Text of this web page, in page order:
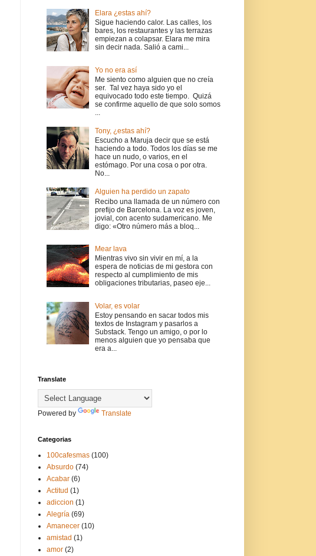
Elara ¿estas ahí?
Sigue haciendo calor. Las calles, los
bares, los restaurantes y las terrazas
empiezan a colapsar. Elara me mira
sin decir nada. Salió a cami...
Yo no era así
Me siento como alguien que no creía
ser. Tal vez haya sido yo el
equivocado todo este tiempo. Quizá
se confirme aquello de que solo somos
...
Tony, ¿estas ahí?
Escucho a Maruja decir que se está
haciendo a todo. Todos los días se me
hace un nudo, o varios, en el
estómago. Por una cosa o por otra.
No...
Alguien ha perdido un zapato
Recibo una llamada de un número con
prefijo de Barcelona. La voz es joven,
jovial, con acento sudamericano. Me
digo: «Otro número más a bloq...
Mear lava
Mientras vivo sin vivir en mí, a la
espera de noticias de mi gestora con
respecto al cumplimiento de mis
obligaciones tributarias, paseo eje...
Volar, es volar
Estoy pensando en sacar todos mis
textos de Instagram y pasarlos a
Substack. Tengo un amigo, o por lo
menos alguien que yo pensaba que
era a...
Translate
Powered by Translate
Categorias
100cafesmas (100)
Absurdo (74)
Acabar (6)
Actitud (1)
adiccion (1)
Alegría (69)
Amanecer (10)
amistad (1)
amor (2)